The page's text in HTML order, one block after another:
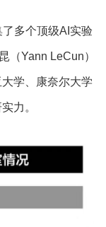
多个顶级AI实验
（Yann LeCun）
学、康奈尔大学
力。